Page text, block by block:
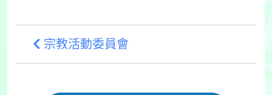
宗教活動委員會